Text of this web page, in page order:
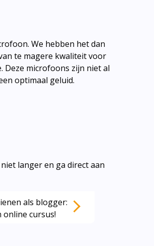
We hebben het dan
te magere kwaliteit voor
Deze microfoons zijn niet al
optimaal geluid.
langer en ga direct aan
als blogger:
online cursus!